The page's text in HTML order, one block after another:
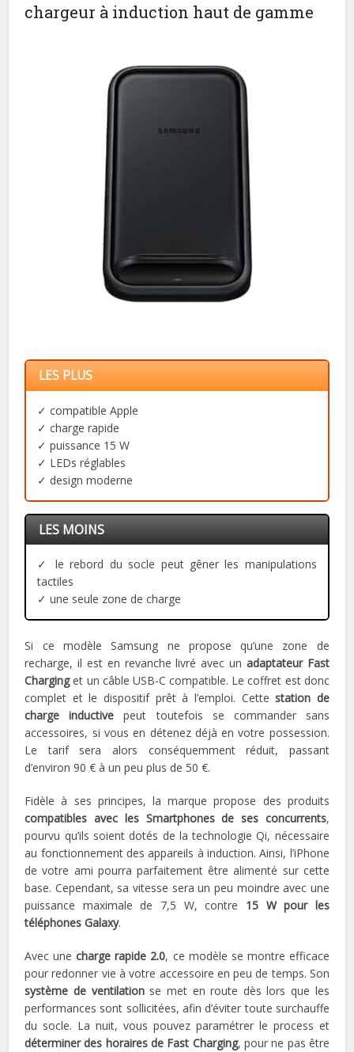
chargeur à induction haut de gamme
LES PLUS
✓ compatible Apple
✓ charge rapide
✓ puissance 15 W
✓ LEDs réglables
✓ design moderne
LES MOINS
✓ le rebord du socle peut gêner les manipulations
tactiles
✓ une seule zone de charge
Si ce modèle Samsung ne propose qu’une zone de
recharge, il est en revanche livré avec un adaptateur Fast
Charginget un câble USB-C compatible. Le coffret est donc
complet et le dispositif prêt à l’emploi. Cettestation de
charge inductive peut toutefois se commander sans
accessoires, si vous en détenez déjà en votre possession.
Le tarif sera alors conséquemment réduit, passant
d’environ 90 € à un peu plus de 50 €.
Fidèle à ses principes, la marque propose des produits
compatibles avec les Smartphones de ses concurrents,
pourvu qu’ils soient dotés de la technologie Qi, nécessaire
au fonctionnement des appareils à induction. Ainsi, l’iPhone
de votre ami pourra parfaitement être alimenté sur cette
base. Cependant, sa vitesse sera un peu moindre avec une
puissance maximale de 7,5 W, contre 15 W pour les
téléphones Galaxy.
Avec unecharge rapide 2.0, ce modèle se montre efficace
pour redonner vie à votre accessoire en peu de temps. Son
système de ventilationse met en route dès lors que les
performances sont sollicitées, afin d’éviter toute surchauffe
du socle. La nuit, vous pouvez paramétrer le process et
déterminer des horaires de Fast Charging, pour ne pas être